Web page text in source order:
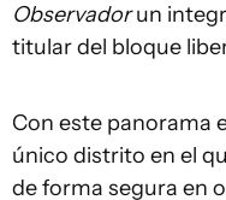
Observadorun
titular del bloque
Con este panorama
único distrito en el
de forma segura en